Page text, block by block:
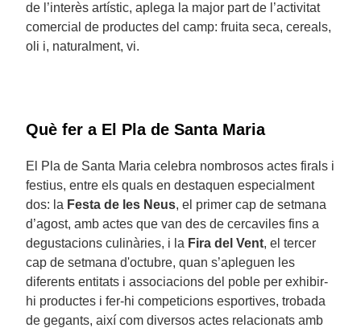
de l’interès artístic, aplega la major part de l’activitat
comercial de productes del camp: fruita seca, cereals,
oli i, naturalment, vi.
Què fer a El Pla de Santa Maria
El Pla de Santa Maria celebra nombrosos actes firals i
festius, entre els quals en destaquen especialment
dos: la Festa de les Neus, el primer cap de setmana
d’agost, amb actes que van des de cercaviles fins a
degustacions culinàries, i la Fira del Vent, el tercer
cap de setmana d'octubre, quan s’apleguen les
diferents entitats i associacions del poble per exhibir-
hi productes i fer-hi competicions esportives, trobada
de gegants, així com diversos actes relacionats amb